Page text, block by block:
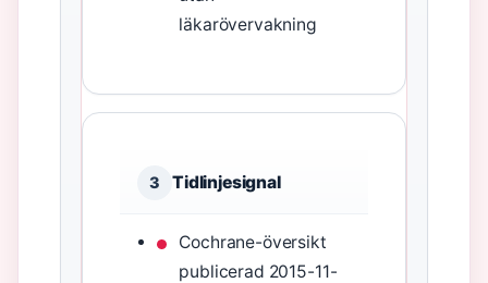
läkarövervakning
3 Tidlinjesignal
Cochrane-översikt
publicerad 2015-11-